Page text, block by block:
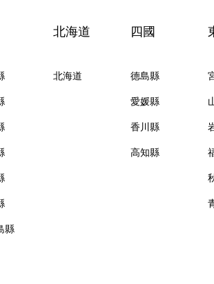
縣
北海道
北海道
四國
德島縣
愛媛縣
香川縣
高知縣